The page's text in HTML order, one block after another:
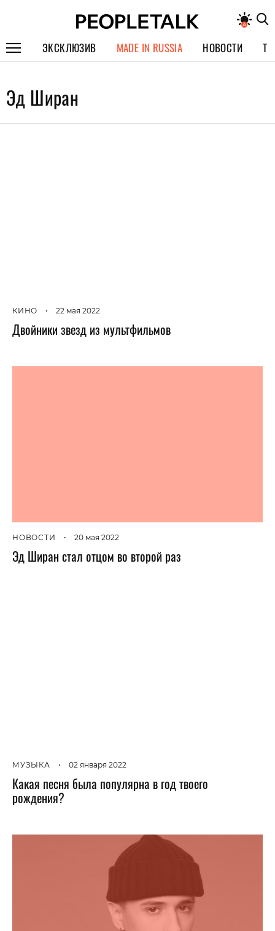
ЭКСКЛЮЗИВ
СПЕЦПРОЕКТЫ
ИНТЕРВЬЮ
MADE IN RUSSIA НОВОСТИ
Эд Ширан
КИНО • 22 мая 2022
Двойники звезд из мультфильмов
НОВОСТИ • 20 мая 2022
Эд Ширан стал отцом во второй раз
МУЗЫКА • 02 января 2022
Какая песня была популярна в год твоего
рождения?